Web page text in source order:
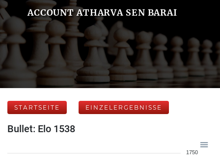
ACCOUNT ATHARVA SEN BARAI
STARTSEITE EINZELERGEBNISSE
Bullet: Elo 1538
1750